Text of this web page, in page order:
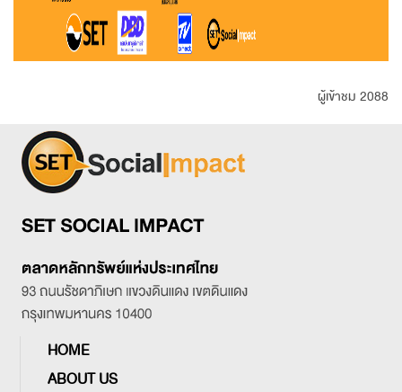
ผู้เข้าชม 2088
HOME
ABOUT US